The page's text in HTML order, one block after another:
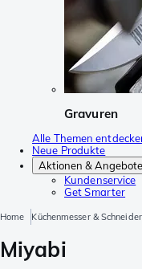
Gravuren
Alle Themen
Neue Produkte
Aktionen & Angebote
Kundenservice
Get Smarter
Home Küchenmesser &
Miyabi